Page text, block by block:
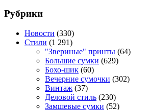
Рубрики
Новости (330)
Стили (1 291)
"Звериные" принты (64)
Большие сумки (629)
Бохо-шик (60)
Вечерние сумочки (302)
Винтаж (37)
Деловой стиль (230)
Замшевые сумки (52)